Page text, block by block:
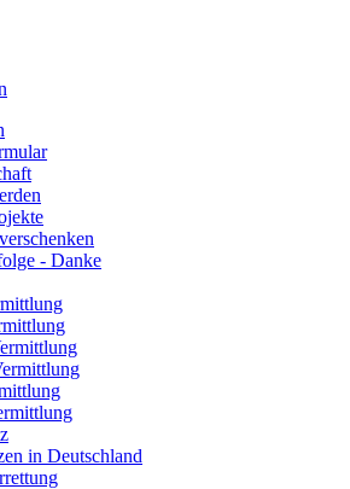
- Danke
in Deutschland